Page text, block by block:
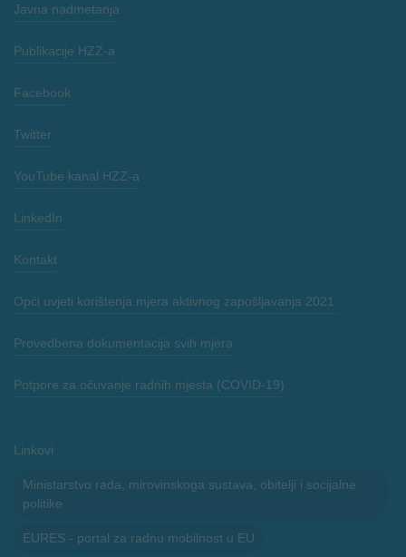
Javna nadmetanja
Publikacije HZZ-a
Facebook
Twitter
YouTube kanal HZZ-a
LinkedIn
Kontakt
Opći uvjeti korištenja mjera aktivnog zapošljavanja 2021.
Provedbena dokumentacija svih mjera
Potpore za očuvanje radnih mjesta (COVID-19)
Linkovi
Ministarstvo rada, mirovinskoga sustava, obitelji i socijalne
politike
EURES - portal za radnu mobilnost u EU